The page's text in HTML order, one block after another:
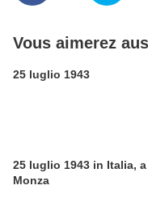
Vous aimerez
25 luglio 1943
25 luglio 1943 in Italia,
Monza